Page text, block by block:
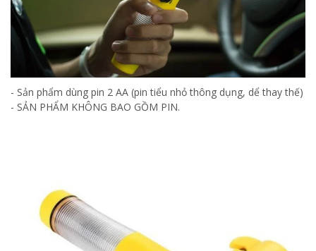
- Sản phẩm dùng pin 2 AA (pin tiểu nhỏ thông dụng, dể thay thế)
- SẢN PHẨM KHÔNG BAO GỒM PIN.